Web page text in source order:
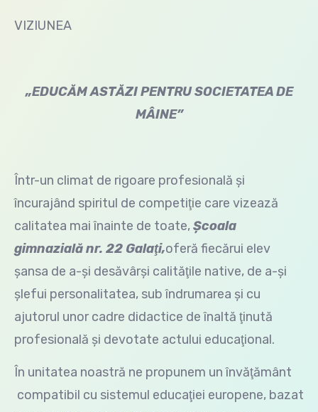
VIZIUNEA
„EDUCĂM ASTĂZI PENTRU SOCIETATEA DE
MÂINE”
Într-un climat de rigoare profesională şi
încurajând spiritul de competiţie care vizează
calitatea mai înainte de toate,Şcoala
gimnazială nr. 22 Galaţi,oferă fiecărui elev
şansa de a-şi desăvârşi calităţile native, de a-şi
şlefui personalitatea, sub îndrumarea şi cu
ajutorul unor cadre didactice de înaltă ţinută
profesională şi devotate actului educaţional.
În unitatea noastră ne propunem un învăţământ
compatibil cu sistemul educaţiei europene, bazat